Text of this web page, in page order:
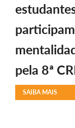
pela 8ª
SAIBA MAIS